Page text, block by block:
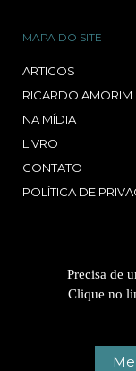
MAPA DO SITE
ARTIGOS
RICARDO AMORIM
NA MÍDIA
LIVRO
CONTATO
POLÍTICA DE
Precisa de
Clique no